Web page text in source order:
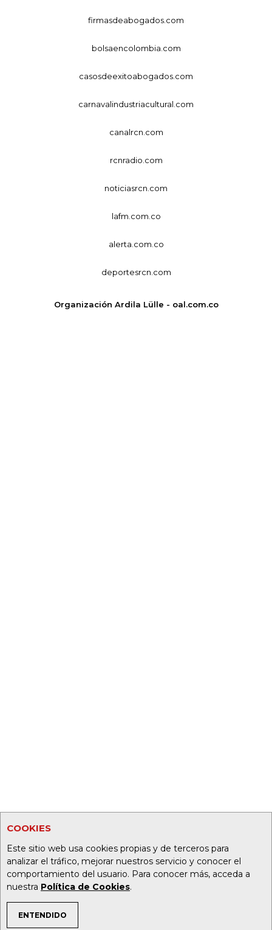
COOKIES
Este sitio web usa cookies propias y de terceros para
analizar el tráfico, mejorar nuestros servicio y conocer el
comportamiento del usuario. Para conocer más, acceda a
nuestra Política de Cookies.
ENTENDIDO
TEMAS DE INTERÉS
firmasdeabogados.com
bolsaencolombia.com
casosdeexitoabogados.com
carnavalindustriacultural.com
canalrcn.com
rcnradio.com
noticiasrcn.com
lafm.com.co
alerta.com.co
deportesrcn.com
Organización Ardila Lülle - oal.com.co